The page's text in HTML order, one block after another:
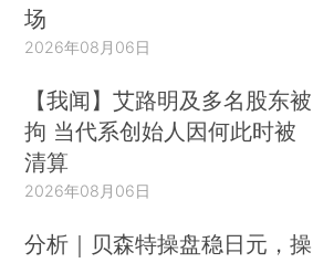
场
2026年08月06日
【我闻】艾路明及多名股东被
拘 当代系创始人因何此时被
清算
2026年08月06日
分析｜贝森特操盘稳日元，操